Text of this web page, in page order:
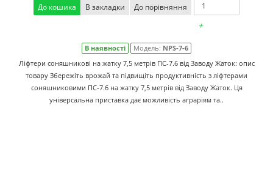
До кошика В закладки До порівняння
+
В наявності Модель: NPS-7-6
Ліфтери соняшникові на жатку 7,5 метрів ПС-7.6 від Заводу Жаток: опис
товару Збережіть врожай та підвищіть продуктивність з ліфтерами
соняшниковими ПС-7.6 на жатку 7,5 метрів від Заводу Жаток. Ця
універсальна приставка дає можливість аграріям та..